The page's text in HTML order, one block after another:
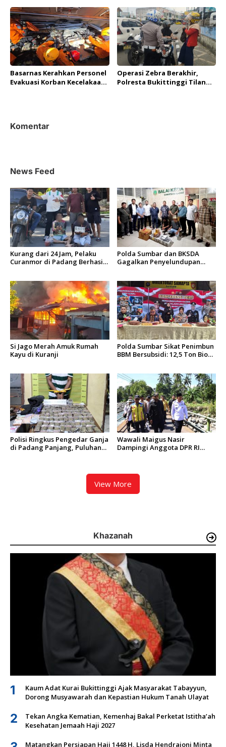
s
Basarnas Kerahkan Personel
Evakuasi Korban Kecelakaan
Operasi Zebra Berakhir,
Polresta Bukittinggi Tilang
Komentar
News Feed
Kurang dari 24 Jam, Pelaku
Curanmor di Padang Berhasil
Polda Sumbar dan BKSDA
Gagalkan Penyelundupan
Si Jago Merah Amuk Rumah
Kayu di Kuranji
Polda Sumbar Sikat Penimbun
BBM Bersubsidi: 12,5 Ton Bio
Polisi Ringkus Pengedar Ganja
di Padang Panjang, Puluhan
Wawali Maigus Nasir
Dampingi Anggota DPR RI
Kalawi dan Infrastruktur
Pascabanjir di Pauh
View More
Khazanah
1
Kaum Adat Kurai Bukittinggi Ajak Masyarakat Tabayyun,
Dorong Musyawarah dan Kepastian Hukum Tanah Ulayat
2
Tekan Angka Kematian, Kemenhaj Bakal Perketat Istitha’ah
Kesehatan Jemaah Haji 2027
Matangkan Persiapan Haji 1448 H, Lisda Hendrajoni Minta